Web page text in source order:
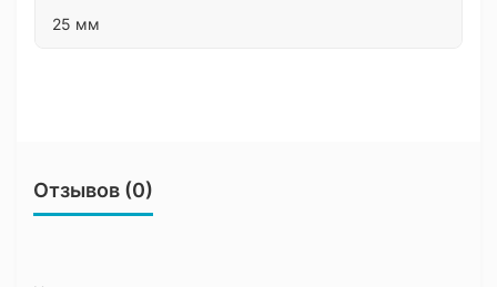
25 мм
Отзывов (0)